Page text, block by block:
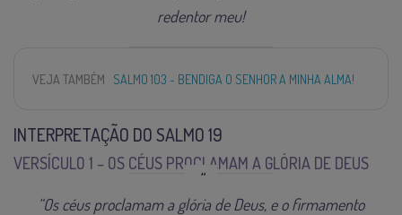
redentor meu!
VEJA TAMBÉM SALMO 103 - BENDIGA O SENHOR A MINHA ALMA!
INTERPRETAÇÃO DO SALMO 19
VERSÍCULO 1 – OS CÉUS PROCLAMAM A GLÓRIA DE DEUS
“Os céus proclamam a glória de Deus, e o firmamento